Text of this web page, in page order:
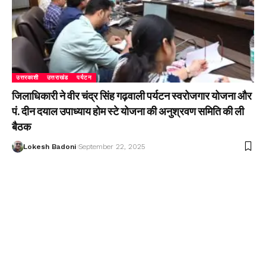
उत्तरकाशी उत्तराखंड पर्यटन
जिलाधिकारी ने वीर चंद्र सिंह गढ़वाली पर्यटन स्वरोजगार योजना और
पं. दीन दयाल उपाध्याय होम स्टे योजना की अनुश्रवण समिति की ली
बैठक
Lokesh Badoni September 22, 2025